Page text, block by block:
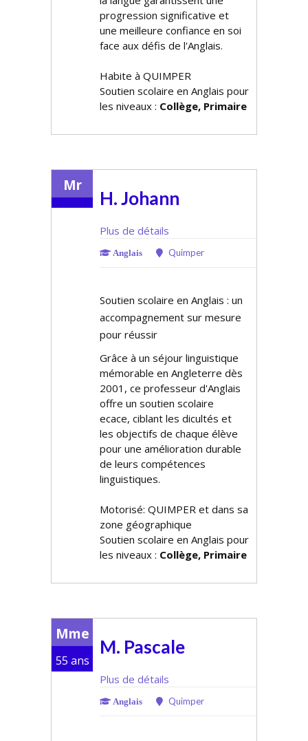
progression significative et
une meilleure confiance en soi
face aux défis de l'Anglais.
Habite à QUIMPER
Soutien scolaire en Anglais pour
les niveaux : Collège, Primaire
Mr
H. Johann
Plus de détails
Anglais Quimper
Soutien scolaire en Anglais : un
accompagnement sur mesure
pour réussir
Grâce à un séjour linguistique
mémorable en Angleterre dès
2001, ce professeur d'Anglais
offre un soutien scolaire
efficace, ciblant les difficultés et
les objectifs de chaque élève
pour une amélioration durable
de leurs compétences
linguistiques.
Motorisé: QUIMPER et dans sa
zone géographique
Soutien scolaire en Anglais pour
les niveaux : Collège, Primaire
Mme
55 ans
M. Pascale
Plus de détails
Anglais Quimper